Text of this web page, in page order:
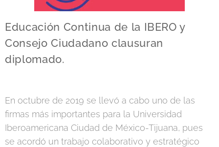
Educación Continua de la IBERO y
Consejo Ciudadano clausuran
diplomado.
En octubre de 2019 se llevó a cabo uno de las
firmas más importantes para la Universidad
Iberoamericana Ciudad de México-Tijuana, pues
se acordó un trabajo colaborativo y estratégico